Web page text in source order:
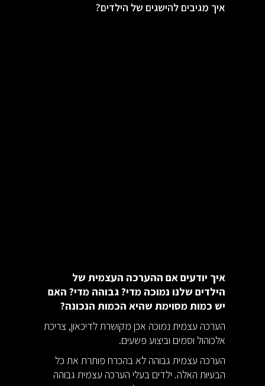
איך מגיבים להישגים של הילדים?
איך יודעים אם ההערכה העצמית של
הילדים שלנו נמוכה מדי? גבוהה מדי? האם
יש כמות מסוימת שהיא הכמות הנכונה?
הערכה עצמית נמוכה אכן מקושרת לדיכאון, צריכת
אלכוהול וסמים וביצוע פשעים.
הערכה עצמית גבוהה לא בהכרח פותרת את כל
הבעיות האלה. ילדים בעלי הערכה עצמית גבוהה